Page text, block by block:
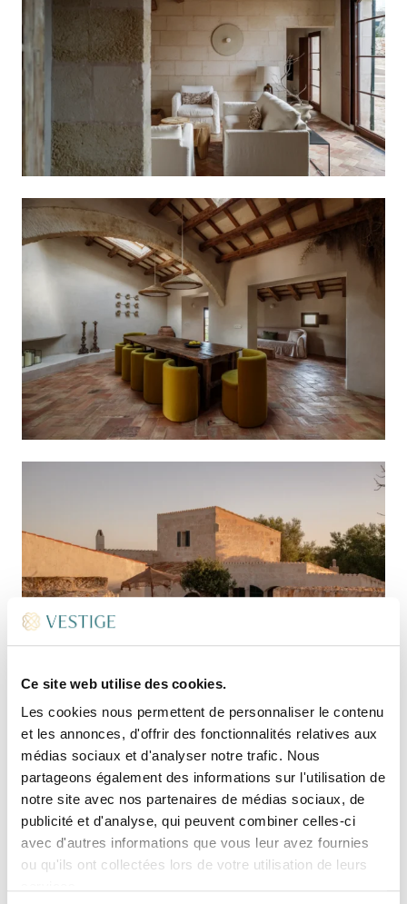
Ce site web utilise des cookies.
Les cookies nous permettent de personnaliser le contenu
et les annonces, d'offrir des fonctionnalités relatives aux
médias sociaux et d'analyser notre trafic. Nous
partageons également des informations sur l'utilisation de
notre site avec nos partenaires de médias sociaux, de
publicité et d'analyse, qui peuvent combiner celles-ci
avec d'autres informations que vous leur avez fournies
ou qu'ils ont collectées lors de votre utilisation de leurs